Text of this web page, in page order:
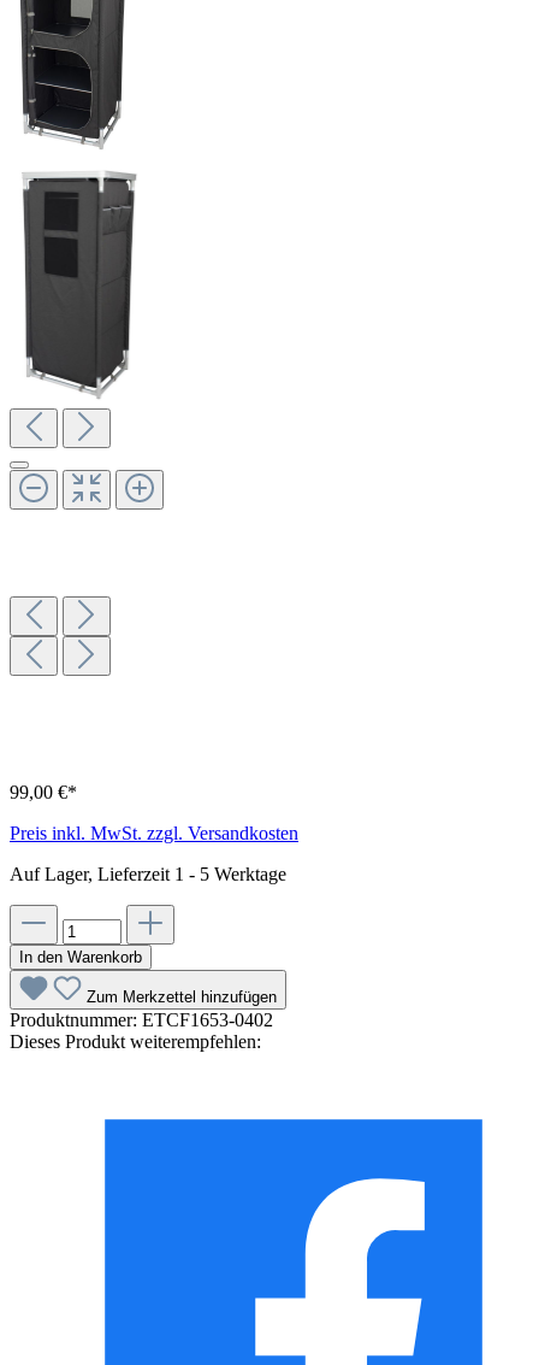
99,00 €*
Preis inkl. MwSt. zzgl. Versandkosten
Auf Lager, Lieferzeit 1 - 5 Werktage
In den Warenkorb
Zum Merkzettel hinzufügen
Produktnummer: ETCF1653-0402
Dieses Produkt weiterempfehlen: